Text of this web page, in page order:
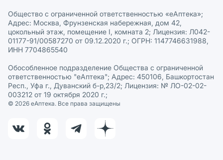
Общество с ограниченной ответственностью «еАптека»;
Адрес: Москва, Фрунзенская набережная, дом 42,
цокольный этаж, помещение I, комната 2; Лицензия: Л042-
01177-91/00587270 от 09.12.2020 г.; ОГРН: 1147746631988,
ИНН 7704865540
Обособленное подразделение Общества с ограниченной
ответственностью "еАптека"; Адрес: 450106, Башкортостан
Респ., Уфа г., Дуванский б-р,23/2; Лицензия: № ЛО-02-02-
003212 от 19 октября 2020 г.;
© 2026 eАптека. Все права защищены